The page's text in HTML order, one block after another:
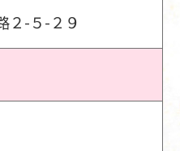
２-５-２９